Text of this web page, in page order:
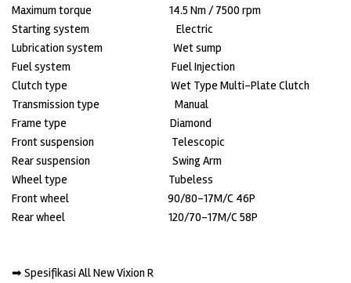
Maximum torque 14.5 Nm / 7500 rpm
Starting system Electric
Lubrication system Wet sump
Fuel system Fuel Injection
Clutch type Wet Type Multi-Plate Clutch
Transmission type Manual
Frame type Diamond
Front suspension Telescopic
Rear suspension Swing Arm
Wheel type Tubeless
Front wheel 90/80-17M/C 46P
Rear wheel 120/70-17M/C 58P
➡ Spesifikasi All New Vixion R